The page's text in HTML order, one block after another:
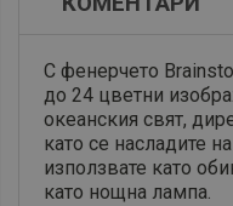
С фенерчето
до 24 цветни
океанския свят,
като се насладите
използвате като
като нощна лампа.